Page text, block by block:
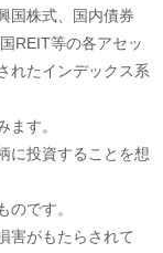
国株式、国内債券
REIT等の各アセッ
れたインデックス系
す。
に投資することを想
です。
害がもたらされて